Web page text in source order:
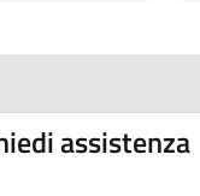
assistenza